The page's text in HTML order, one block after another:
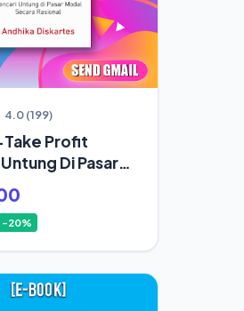
4.0 (199)
Take Profit
Di Pasar
Rasional
-20%